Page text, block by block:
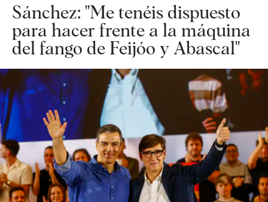
Sánchez: "Me tenéis dispuesto
para hacer frente a la máquina
del fango de Feijóo y Abascal"